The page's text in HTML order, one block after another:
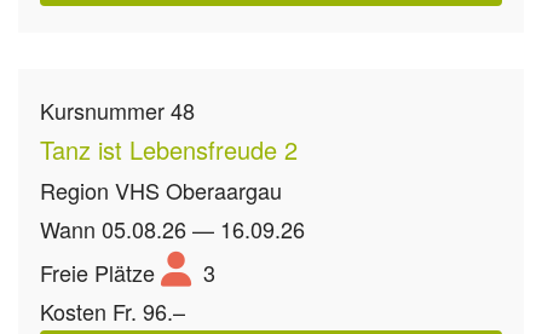
Kursnummer48
Tanz ist Lebensfreude 2
Region VHS Oberaargau
Wann 05.08.26 — 16.09.26
Freie Plätze
3
Kosten Fr. 96.–